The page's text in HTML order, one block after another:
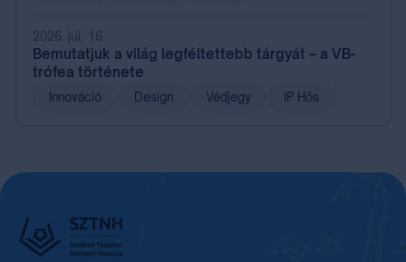
2026. júl. 16.
Bemutatjuk a világ legféltettebb tárgyát – a VB-
trófea története
Innováció Design Védjegy IP Hős